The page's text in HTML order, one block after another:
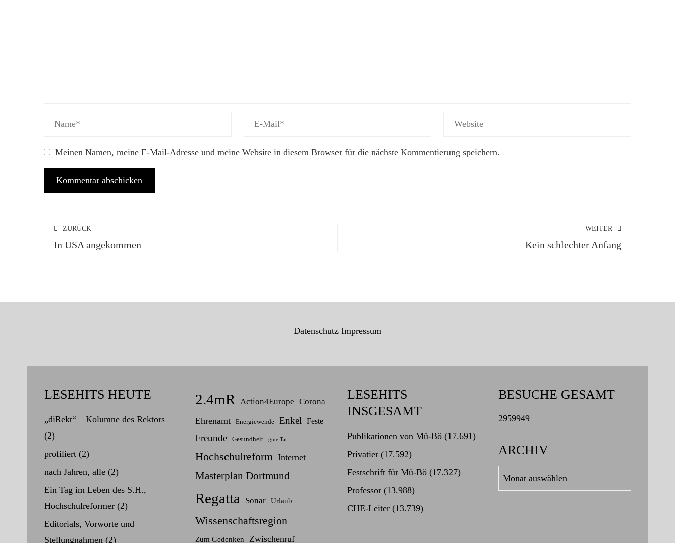
Meinen Namen, meine E-Mail-Adresse und meine Website in diesem Browser für die nächste Kommentierung speichern.
ZURÜCK
In USA angekommen
WEITER
Kein schlechter Anfang
Datenschutz Impressum
LESEHITS HEUTE
„diRekt“ – Kolumne des Rektors
(2)
profiliert (2)
nach Jahren, alle (2)
Ein Tag im Leben des S.H.,
Hochschulreformer (2)
Editorials, Vorworte und
Stellungnahmen (2)
2.4mR Action4Europe Corona
Ehrenamt Energiewende Enkel Feste
Freunde Gesundheit gute Tat
Hochschulreform Internet
Masterplan Dortmund
Regatta Sonar Urlaub
Wissenschaftsregion
Zum Gedenken Zwischenruf
LESEHITS
INSGESAMT
Publikationen von Mü-Bö (17.691)
Privatier (17.592)
Festschrift für Mü-Bö (17.327)
Professor (13.988)
CHE-Leiter (13.739)
BESUCHE GESAMT
2959949
ARCHIV
Archiv